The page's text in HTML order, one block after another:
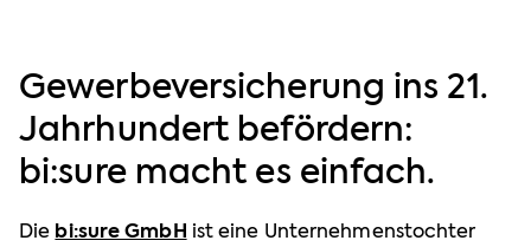
Gewerbeversicherung ins 21.
Jahrhundert befördern:
bi:sure macht es einfach.
Die bi:sure GmbH ist eine Unternehmenstochter